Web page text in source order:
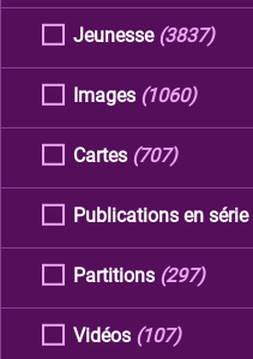
Jeunesse (3837)
Images (1060)
Cartes (707)
Publications en série
Partitions (297)
Vidéos (107)